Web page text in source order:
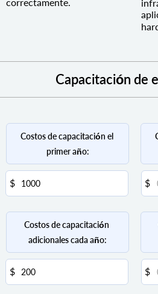
Capacitación de
Costos de capacitación el
primer año:
Costos de capacitación
adicionales cada año: